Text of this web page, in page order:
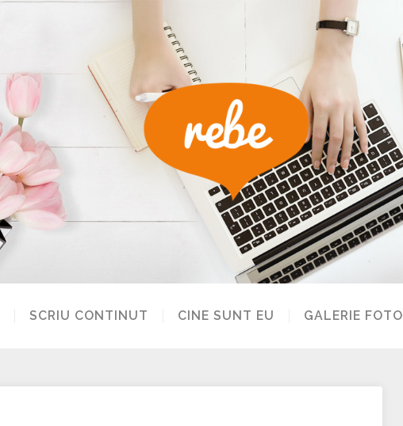
SCRIU CONTINUT CINE SUNT EU GALERIE FOTO